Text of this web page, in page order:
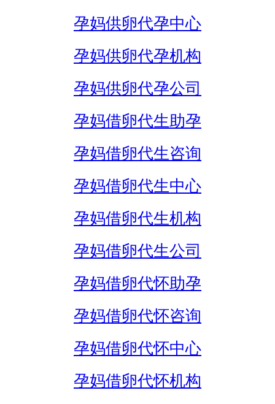
孕妈供卵代孕中心
孕妈供卵代孕机构
孕妈供卵代孕公司
孕妈借卵代生助孕
孕妈借卵代生咨询
孕妈借卵代生中心
孕妈借卵代生机构
孕妈借卵代生公司
孕妈借卵代怀助孕
孕妈借卵代怀咨询
孕妈借卵代怀中心
孕妈借卵代怀机构